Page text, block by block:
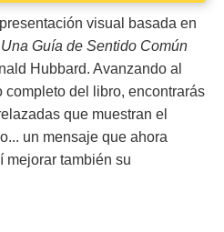
visual basada en
Guía de Sentido Común
Hubbard. Avanzando al
completo del libro, encontrarás
que muestran el
un mensaje que ahora
mejorar también su